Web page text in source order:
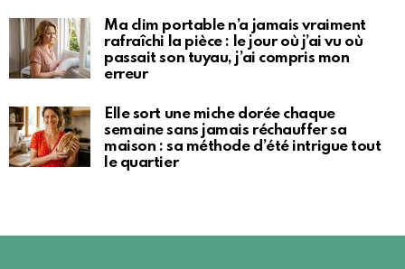
Ma clim portable n’a jamais vraiment
rafraîchi la pièce : le jour où j’ai vu où
passait son tuyau, j’ai compris mon
erreur
Elle sort une miche dorée chaque
semaine sans jamais réchauffer sa
maison : sa méthode d’été intrigue tout
le quartier